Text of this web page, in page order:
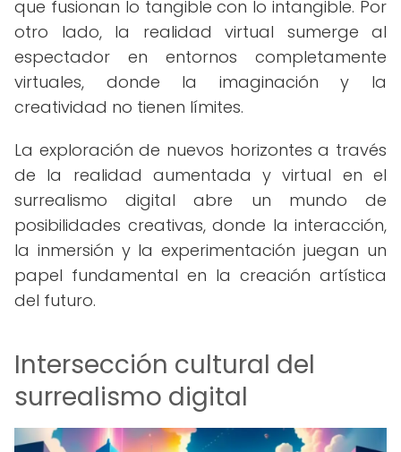
que fusionan lo tangible con lo intangible. Por
otro lado, la realidad virtual sumerge al
espectador en entornos completamente
virtuales, donde la imaginación y la
creatividad no tienen límites.
La exploración de nuevos horizontes a través
de la realidad aumentada y virtual en el
surrealismo digital abre un mundo de
posibilidades creativas, donde la interacción,
la inmersión y la experimentación juegan un
papel fundamental en la creación artística
del futuro.
Intersección cultural del
surrealismo digital